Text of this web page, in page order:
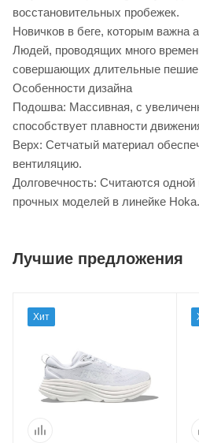
восстановительных пробежек.
Новичков в беге, которым важна
Людей, проводящих много
совершающих длительные пешие
Особенности дизайна
Подошва: Массивная, с
способствует плавности
Верх: Сетчатый материал
вентиляцию.
Долговечность: Считаются
прочных моделей в линейке Hoka.
Лучшие предложения
Хит